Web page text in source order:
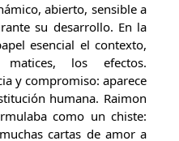
abierto, sensible a
su desarrollo. En la
esencial el contexto,
los efectos.
y compromiso: aparece
humana. Raimon
como un chiste:
cartas de amor a